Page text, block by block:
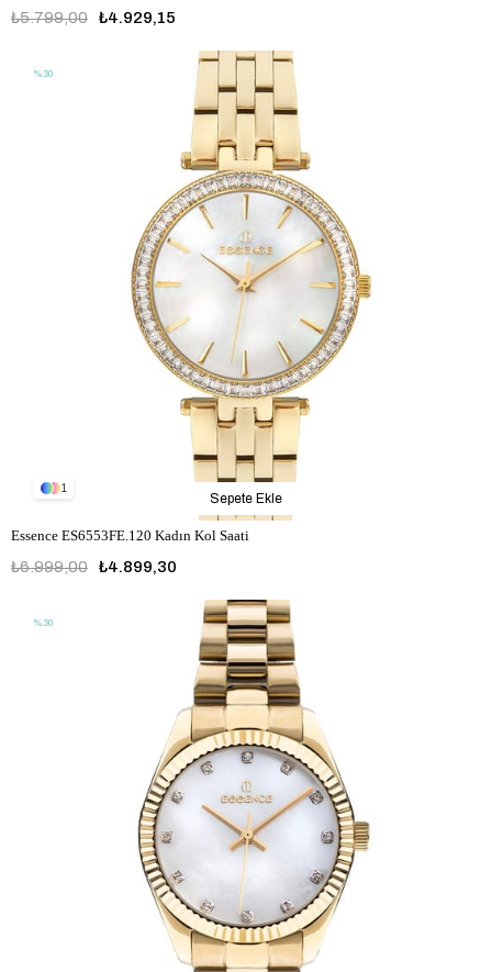
₺4.929,15
₺5.799,00
1
Essence ES6553FE.120 Kadın Kol Saati
₺4.899,30
₺6.999,00
Sepete Ekle
%30
%30